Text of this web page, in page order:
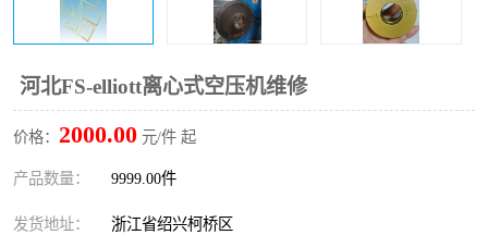
河北FS-elliott离心式空压机维修
价格： 2000.00 元/件 起
产品数量： 9999.00件
发货地址： 浙江省绍兴柯桥区
冷却器 复盛FS-elliott离心机零件
CAMERON空压机维修 CAMERON空压机显示屏